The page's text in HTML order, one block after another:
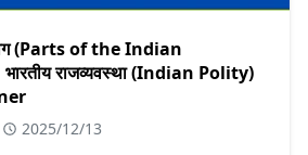
(Parts of the Indian
राजव्यवस्था (Indian Polity)
2025/12/13